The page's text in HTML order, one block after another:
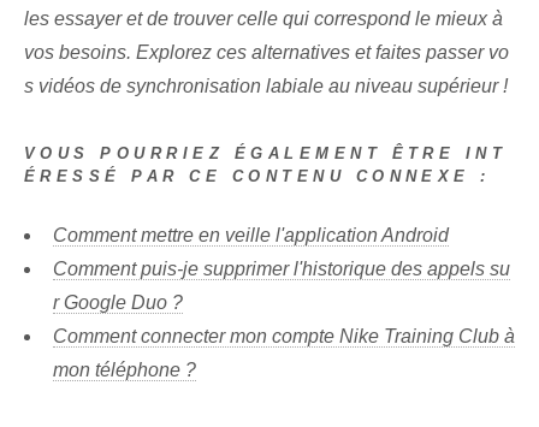
les essayer et de trouver celle qui correspond le mieux à
vos besoins. Explorez ces alternatives et faites passer vo
s vidéos de synchronisation labiale au niveau supérieur !
VOUS POURRIEZ ÉGALEMENT ÊTRE INT
ÉRESSÉ PAR CE CONTENU CONNEXE :
Comment mettre en veille l'application Android
Comment puis-je supprimer l'historique des appels su
r Google Duo ?
Comment connecter mon compte Nike Training Club à
mon téléphone ?